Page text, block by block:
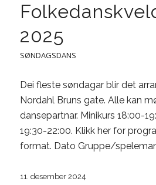
2025
SØNDAGSDANS
Dei fleste søndagar blir det
Nordahl Bruns gate. Alle kan
dansepartnar. Minikurs 18:00-
19:30-22:00. Klikk her for
format. Dato Gruppe/
11. desember 2024